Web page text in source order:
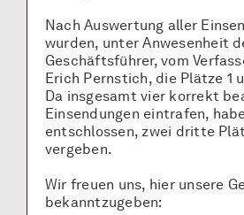
Nach Auswertung aller
wurden, unter Anwesenheit
Geschäftsführer, vom
Erich Pernstich, die Plätze 1
Da insgesamt vier korrekt
Einsendungen eintrafen,
entschlossen, zwei dritte
vergeben.
Wir freuen uns, hier unsere
bekanntzugeben: